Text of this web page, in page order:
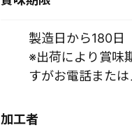
製造日から180日
※出荷により賞味
すがお電話または
加工者